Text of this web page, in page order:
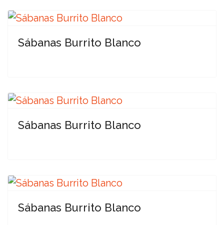
Sábanas Burrito Blanco
Sábanas Burrito Blanco
Sábanas Burrito Blanco